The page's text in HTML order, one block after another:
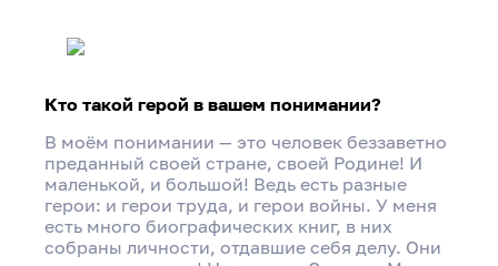
Кто такой герой в вашем понимании?
В моём понимании — это человек беззаветно
преданный своей стране, своей Родине! И
маленькой, и большой! Ведь есть разные
герои: и герои труда, и герои войны. У меня
есть много биографических книг, в них
собраны личности, отдавшие себя делу. Они